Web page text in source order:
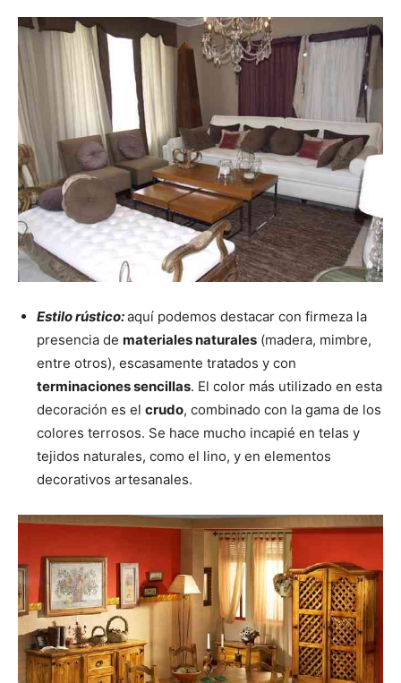
Estilo rústico:aquí podemos destacar con firmeza la
presencia de materiales naturales (madera, mimbre,
entre otros), escasamente tratados y con
terminaciones sencillas. El color más utilizado en esta
decoración es el crudo, combinado con la gama de los
colores terrosos. Se hace mucho incapié en telas y
tejidos naturales, como el lino, y en elementos
decorativos artesanales.